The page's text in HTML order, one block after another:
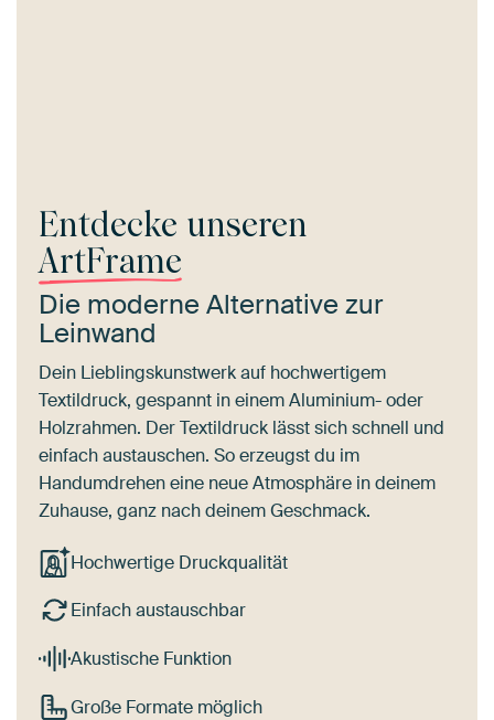
Entdecke unseren
ArtFrame
Die moderne Alternative zur
Leinwand
Dein Lieblingskunstwerk auf hochwertigem
Textildruck, gespannt in einem Aluminium- oder
Holzrahmen. Der Textildruck lässt sich schnell und
einfach austauschen. So erzeugst du im
Handumdrehen eine neue Atmosphäre in deinem
Zuhause, ganz nach deinem Geschmack.
Hochwertige Druckqualität
Einfach austauschbar
Akustische Funktion
Große Formate möglich